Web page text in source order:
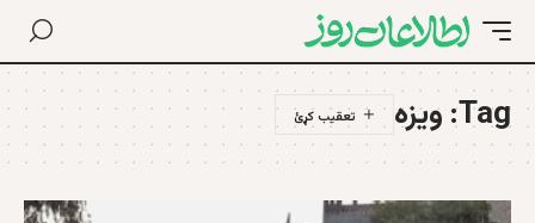
Tag: ویزه